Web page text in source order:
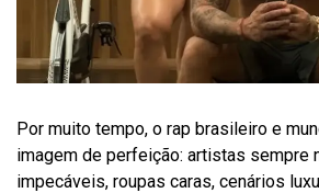
Por muito tempo, o rap brasileiro e
imagem de perfeição: artistas sempre
impecáveis, roupas caras, cenários